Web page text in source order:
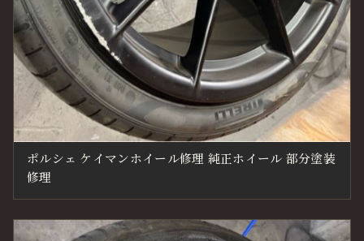
ポルシェ ケイマンホイール修理 純正ホイール 部分塗装
修理